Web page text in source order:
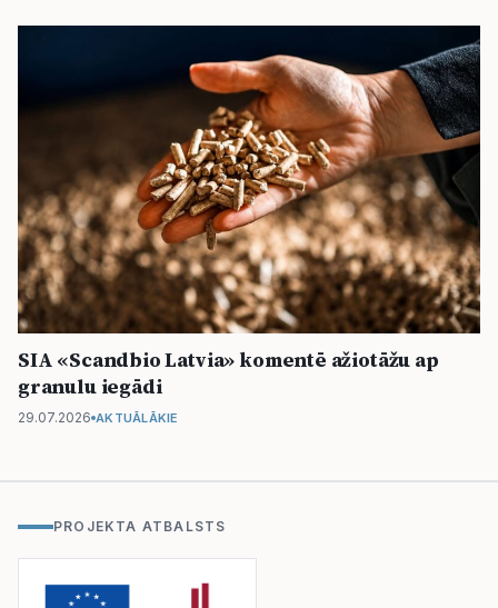
SIA «Scandbio Latvia» komentē ažiotāžu ap
granulu iegādi
29.07.2026 AKTUĀLĀKIE
PROJEKTA ATBALSTS